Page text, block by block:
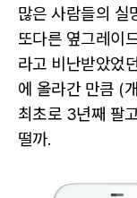
많은 사람들의 실
또다른 옆그레이
라고 비난받았었
에 올라간 만큼 (
최초로 3년째 팔
떨까.